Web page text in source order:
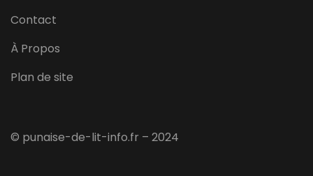
Contact
À Propos
Plan de site
© punaise-de-lit-info.fr – 2024